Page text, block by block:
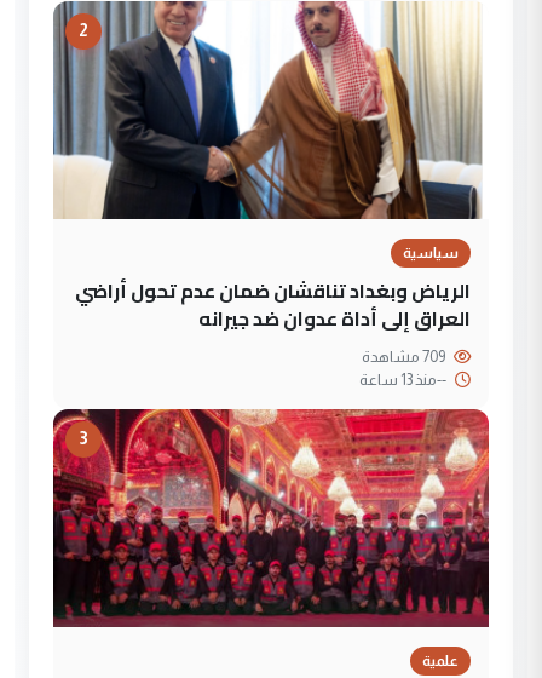
2
سياسية
الرياض وبغداد تناقشان ضمان عدم تحول أراضي
العراق إلى أداة عدوان ضد جيرانه
--منذ 13 ساعة
3
علمية